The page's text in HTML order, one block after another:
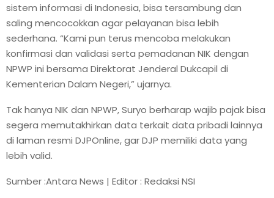
sistem informasi di Indonesia, bisa tersambung dan
saling mencocokkan agar pelayanan bisa lebih
sederhana. “Kami pun terus mencoba melakukan
konfirmasi dan validasi serta pemadanan NIK dengan
NPWP ini bersama Direktorat Jenderal Dukcapil di
Kementerian Dalam Negeri,” ujarnya.
Tak hanya NIK dan NPWP, Suryo berharap wajib pajak bisa
segera memutakhirkan data terkait data pribadi lainnya
di laman resmi DJPOnline, gar DJP memiliki data yang
lebih valid.
Sumber :Antara News | Editor : Redaksi NSI